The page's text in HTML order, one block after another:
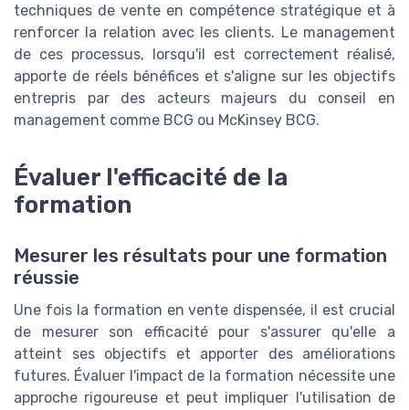
techniques de vente en compétence stratégique et à
renforcer la relation avec les clients. Le management
de ces processus, lorsqu'il est correctement réalisé,
apporte de réels bénéfices et s'aligne sur les objectifs
entrepris par des acteurs majeurs du conseil en
management comme BCG ou McKinsey BCG.
Évaluer l'efficacité de la
formation
Mesurer les résultats pour une formation
réussie
Une fois la formation en vente dispensée, il est crucial
de mesurer son efficacité pour s'assurer qu'elle a
atteint ses objectifs et apporter des améliorations
futures. Évaluer l'impact de la formation nécessite une
approche rigoureuse et peut impliquer l'utilisation de